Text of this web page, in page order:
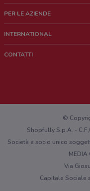
Chi siamo
Lavora con noi
PER LE AZIENDE
Richieste commerciali e
INTERNATIONAL
CONTATTI
Hai un malfunzionamento
©
Shopfully S.p.A. - C.F
Società a socio unico
Via
Capitale Sociale